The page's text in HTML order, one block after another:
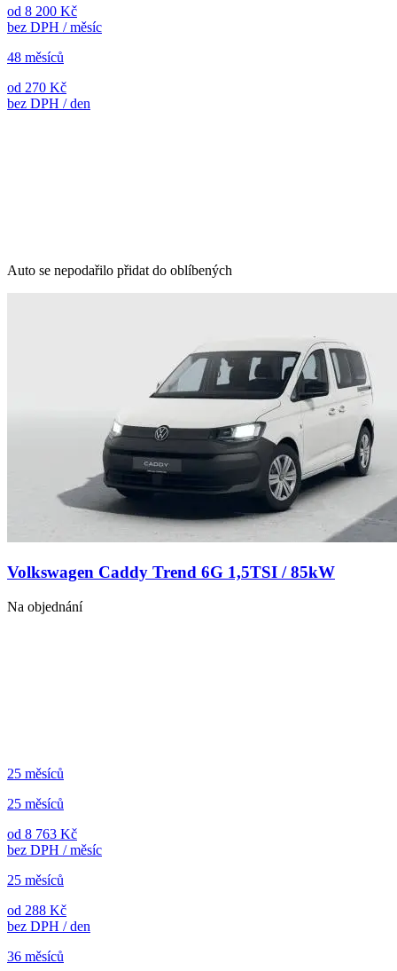
od 8 200 Kč
bez DPH / měsíc
48 měsíců
od 270 Kč
bez DPH / den
Auto se nepodařilo přidat do oblíbených
Volkswagen Caddy Trend 6G 1,5TSI / 85kW
Na objednání
25 měsíců
25 měsíců
od 8 763 Kč
bez DPH / měsíc
25 měsíců
od 288 Kč
bez DPH / den
36 měsíců